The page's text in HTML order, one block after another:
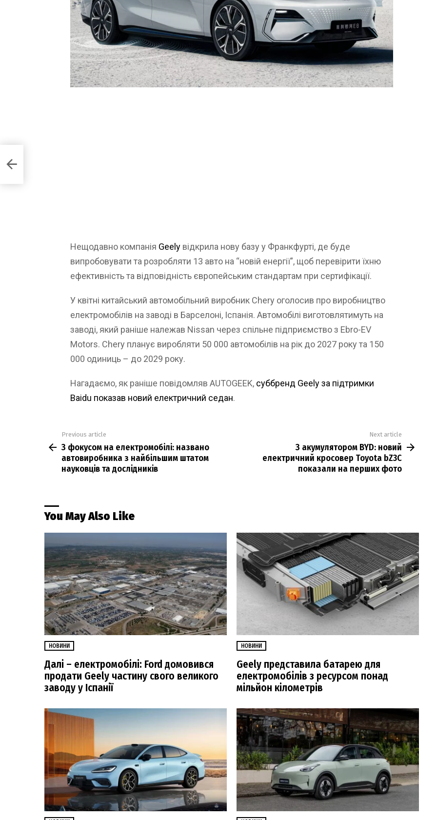
Нещодавно компанія Geely відкрила нову базу у Франкфурті, де буде
випробовувати та розробляти 13 авто на “новій енергії”, щоб перевірити їхню
ефективність та відповідність європейським стандартам при сертифікації.
У квітні китайський автомобільний виробник Chery оголосив про виробництво
електромобілів на заводі в Барселоні, Іспанія. Автомобілі виготовлятимуть на
заводі, який раніше належав Nissan через спільне підприємство з Ebro-EV
Motors. Chery планує виробляти 50 000 автомобілів на рік до 2027 року та 150
000 одиниць – до 2029 року.
Нагадаємо, як раніше повідомляв AUTOGEEK, суббренд Geely за підтримки
Baidu показав новий електричний седан.
more
Previous article
З фокусом на електромобілі: названо
автовиробника з найбільшим штатом
науковців та дослідників
Next article
З акумулятором BYD: новий
електричний кросовер Toyota bZ3C
показали на перших фото
You May Also Like
НОВИНИ
Далі – електромобілі: Ford домовився
продати Geely частину свого великого
заводу у Іспанії
НОВИНИ
Geely представила батарею для
електромобілів з ресурсом понад
мільйон кілометрів